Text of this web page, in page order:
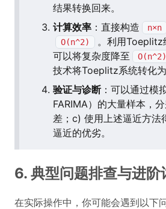
结果转换回来。
计算效率 ：直接构造 n×n
O(n^2)
。利用Toeplitz
可以将复杂度降至
O(n^2)
技术将Toeplitz系统转化
验证与诊断：可以通过模
FARIMA）的大量样本，
差；c) 使用上述逼近方法
逼近的优劣。
6. 典型问题排查与进阶
在实际操作中，你可能会遇到以下